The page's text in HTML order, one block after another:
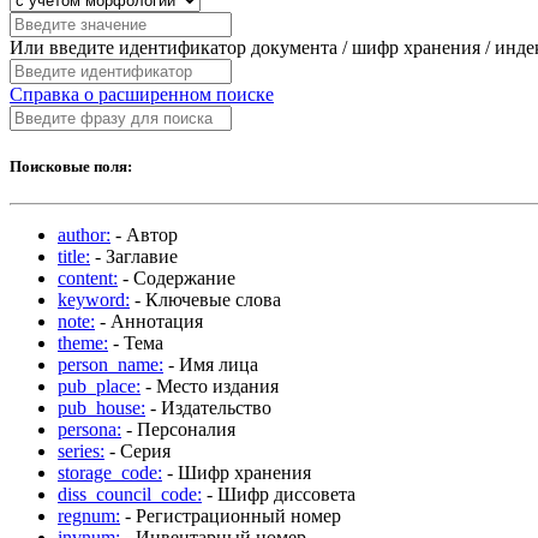
Или введите идентификатор документа / шифр хранения /
Справка о расширенном поиске
Поисковые поля:
author: - Автор
title: - Заглавие
content: - Содержание
keyword: - Ключевые слова
note: - Аннотация
theme: - Тема
person_name: - Имя лица
pub_place: - Место издания
pub_house: - Издательство
persona: - Персоналия
series: - Серия
storage_code: - Шифр хранения
diss_council_code: - Шифр диссовета
regnum: - Регистрационный номер